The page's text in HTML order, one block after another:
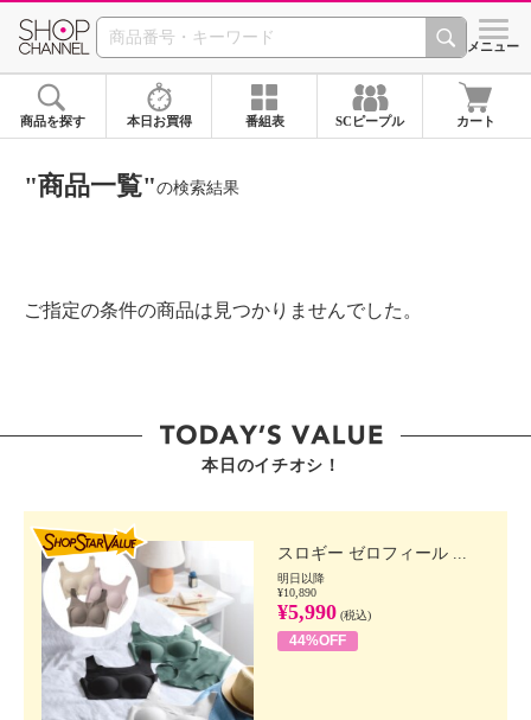
SHOP CHANNEL ショッ
メニュー
商品を探す 本日お買得 番組表 SCピープル カート
"商品一覧"の検索結果
ご指定の条件の商品は見つかりませんでした。
本日のイチオシ！
スロギー ゼロフィール ...
明日以降
¥10,890
¥5,990 (税込)
44%OFF